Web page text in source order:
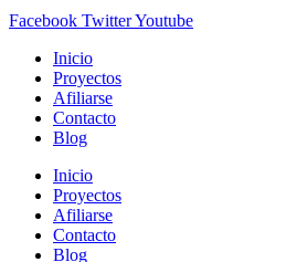
Facebook TwitterYoutube
Inicio
Proyectos
Afiliarse
Contacto
Blog
Inicio
Proyectos
Afiliarse
Contacto
Blog